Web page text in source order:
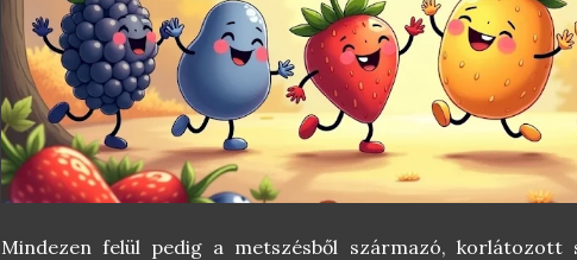
Mindezen felül pedig a metszésből származó, korlátozott